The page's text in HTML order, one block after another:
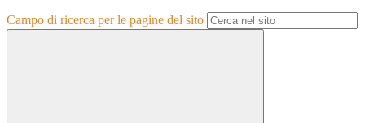
Campo di ricerca per le pagine del sito